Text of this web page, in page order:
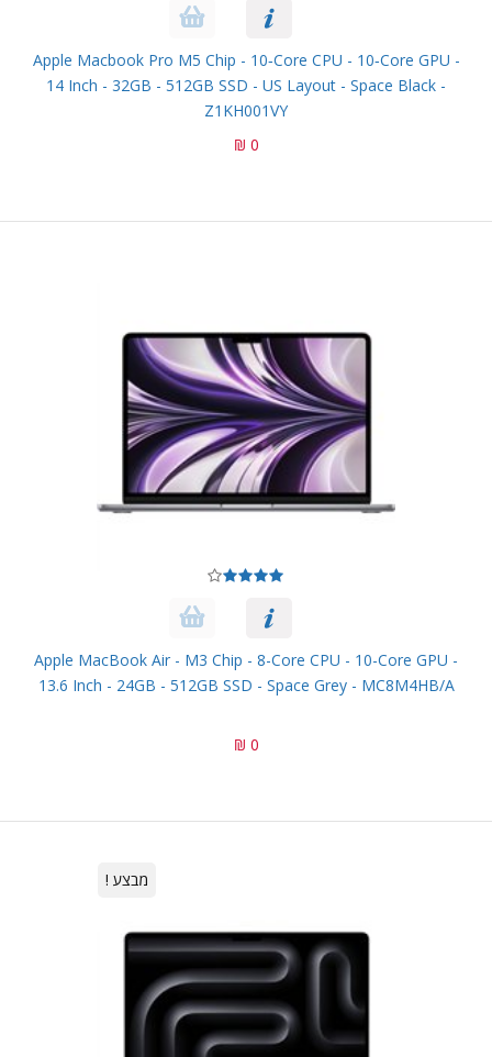
Apple Macbook Pro M5 Chip - 10‑core CPU - 10‑core GPU -
14 Inch - 32GB - 512GB SSD - US Layout - Space Black -
Z1KH001VY
0 ₪
Apple MacBook Air - M3 Chip - 8-Core CPU - 10-Core GPU -
13.6 Inch - 24GB - 512GB SSD - Space Grey - MC8M4HB/A
0 ₪
מבצע !